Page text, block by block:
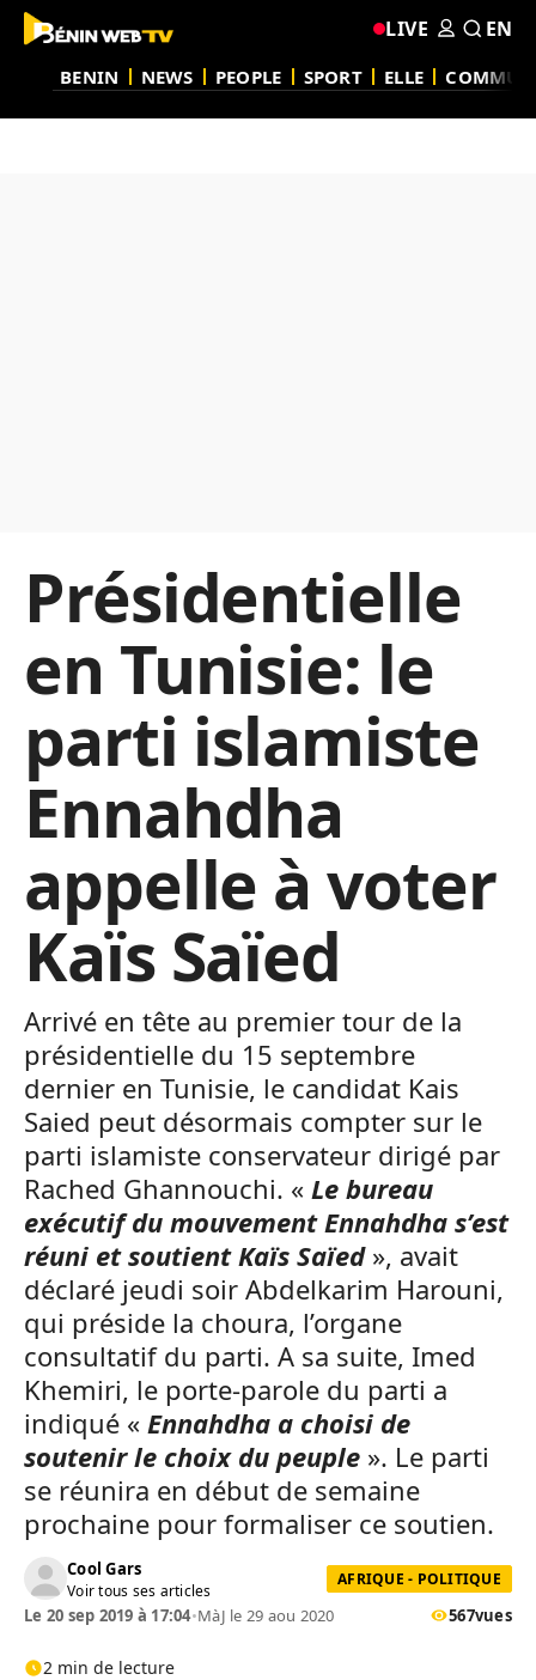
BENIN NEWS PEOPLE SPORT ELLE
LIVE EN
Présidentielle
en Tunisie: le
parti islamiste
Ennahdha
appelle à voter
Kaïs Saïed
Arrivé en tête au premier tour de la
présidentielle du 15 septembre
dernier en Tunisie, le candidat Kais
Saied peut désormais compter sur le
parti islamiste conservateur dirigé par
Rached Ghannouchi. « Le bureau
exécutif du mouvement Ennahdha s’est
réuni et soutient Kaïs Saïed», avait
déclaré jeudi soir Abdelkarim Harouni,
qui préside la choura, l’organe
consultatif du parti. A sa suite, Imed
Khemiri, le porte-parole du parti a
indiqué « Ennahdha a choisi de
soutenir le choix du peuple ». Le parti
se réunira en début de semaine
prochaine pour formaliser ce soutien.
Cool Gars
Voir tous ses articles
AFRIQUE - POLITIQUE
Le 20 sep 2019 à 17:04•MàJ le 29 aou 2020 567vues
2 min de lecture